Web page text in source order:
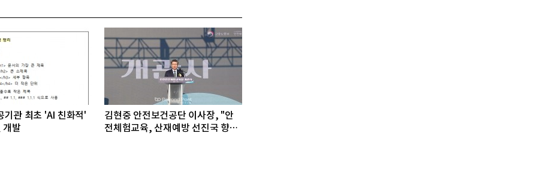
기관 최초 'AI 친화적'
개발
김현중 안전보건공단 이사장, "안
전체험교육, 산재예방 선진국 향한